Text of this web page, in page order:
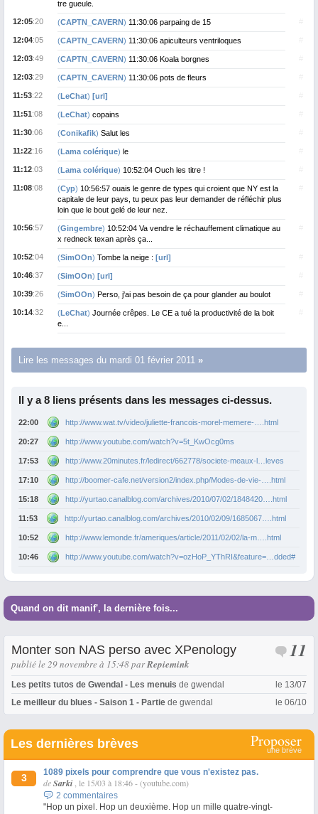
tre gueule.
12:05:20 (CAPTN_CAVERN) 11:30:06 parpaing de 15
12:04:05 (CAPTN_CAVERN) 11:30:06 apiculteurs ventriloques
12:03:49 (CAPTN_CAVERN) 11:30:06 Koala borgnes
12:03:29 (CAPTN_CAVERN) 11:30:06 pots de fleurs
11:53:22 (LeChat) [url]
11:51:08 (LeChat) copains
11:30:06 (Conikafik) Salut les
11:22:16 (Lama colérique) le
11:12:03 (Lama colérique) 10:52:04 Ouch les titre !
11:08:08 (Cyp) 10:56:57 ouais le genre de types qui croient que NY est la
capitale de leur pays, tu peux pas leur demander de réfléchir plus
loin que le bout gelé de leur nez.
10:56:57 (Gingembre) 10:52:04 Va vendre le réchauffement climatique au
x redneck texan après ça...
10:52:04 (SimOOn) Tombe la neige : [url]
10:46:37 (SimOOn) [url]
10:39:26 (SimOOn) Perso, j'ai pas besoin de ça pour glander au boulot
10:14:32 (LeChat) Journée crêpes. Le CE a tué la productivité de la boit
e...
Lire les messages du mardi 01 février 2011
Il y a 8 liens présents dans les messages ci-dessus.
22:00 http://www.wat.tv/video/juliette-francois-morel-memere-….html
20:27 http://www.youtube.com/watch?v=5t_KwOcg0ms
17:53 http://www.20minutes.fr/ledirect/662778/societe-meaux-l…leves
17:10 http://boomer-cafe.net/version2/index.php/Modes-de-vie-….html
15:18 http://yurtao.canalblog.com/archives/2010/07/02/1848420….html
11:53 http://yurtao.canalblog.com/archives/2010/02/09/1685067….html
10:52 http://www.lemonde.fr/ameriques/article/2011/02/02/la-m….html
10:46 http://www.youtube.com/watch?v=ozHoP_YThRI&feature=…dded#
Quand on dit manif', la dernière fois...
11
Monter son NAS perso avec XPenology
publié le 29 novembre à 15:48parRepiemink
le 13/07
Les petits tutos de Gwendal - Les menuis de gwendal
le 06/10
Le meilleur du blues - Saison 1 - Partie de gwendal
Proposer
une brève
Les dernières brèves
3 1089 pixels pour comprendre que vous n'existez pas.
deSarki , le 15/03 à 18:46-(youtube.com)
2 commentaires
"Hop un pixel. Hop un deuxième. Hop un mille quatre-vingt-